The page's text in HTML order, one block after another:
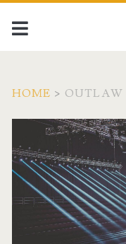
HOME > OUTLAW
Kategori: